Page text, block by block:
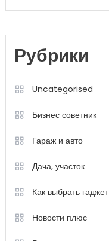
Рубрики
Uncategorised
Бизнес советник
Гараж и авто
Дача, участок
Как выбрать гаджет
Новости плюс